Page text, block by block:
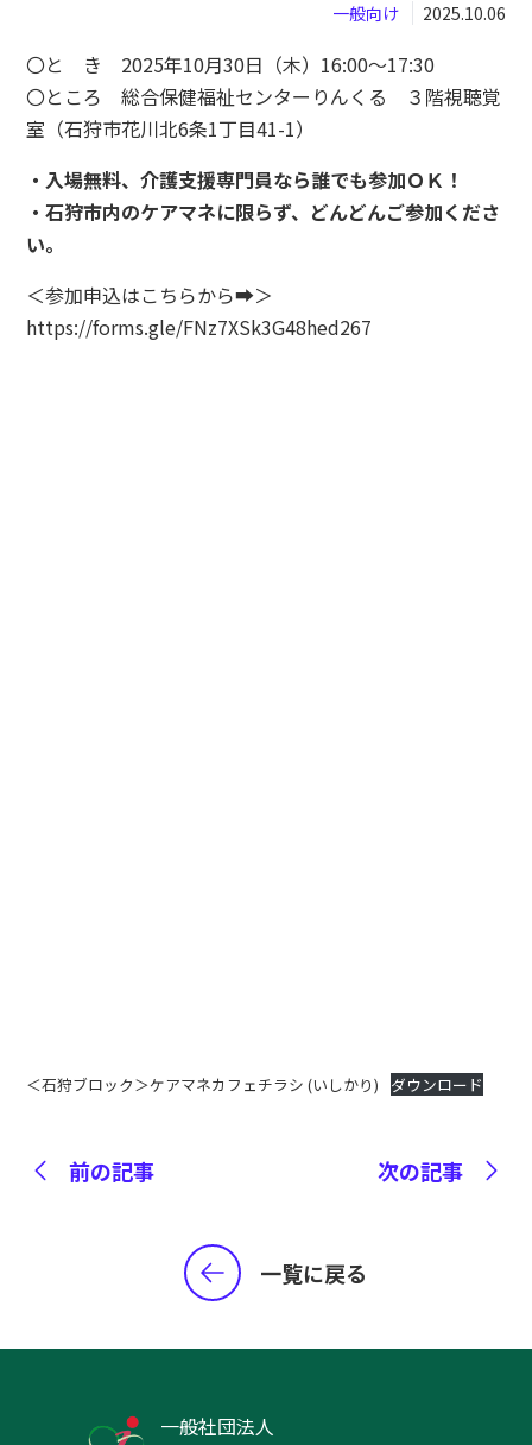
一般向け 2025.10.06
〇と き 2025年10月30日（木）16:00～17:30
〇ところ 総合保健福祉センターりんくる ３階視聴覚
室（石狩市花川北6条1丁目41-1）
・入場無料、介護支援専門員なら誰でも参加ＯＫ！
・石狩市内のケアマネに限らず、どんどんご参加くださ
い。
＜参加申込はこちらから➡＞
https://forms.gle/FNz7XSk3G48hed267
＜石狩ブロック＞ケアマネカフェチラシ (いしかり) ダウンロード
前の記事 次の記事
一覧に戻る
一般社団法人